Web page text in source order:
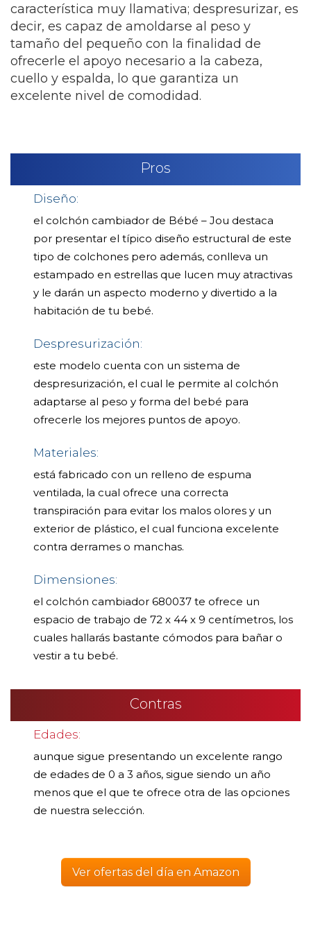
característica muy llamativa; despresurizar, es
decir, es capaz de amoldarse al peso y
tamaño del pequeño con la finalidad de
ofrecerle el apoyo necesario a la cabeza,
cuello y espalda, lo que garantiza un
excelente nivel de comodidad.
Pros
Diseño:
el colchón cambiador de Bébé – Jou destaca
por presentar el típico diseño estructural de este
tipo de colchones pero además, conlleva un
estampado en estrellas que lucen muy atractivas
y le darán un aspecto moderno y divertido a la
habitación de tu bebé.
Despresurización:
este modelo cuenta con un sistema de
despresurización, el cual le permite al colchón
adaptarse al peso y forma del bebé para
ofrecerle los mejores puntos de apoyo.
Materiales:
está fabricado con un relleno de espuma
ventilada, la cual ofrece una correcta
transpiración para evitar los malos olores y un
exterior de plástico, el cual funciona excelente
contra derrames o manchas.
Dimensiones:
el colchón cambiador 680037 te ofrece un
espacio de trabajo de 72 x 44 x 9 centímetros, los
cuales hallarás bastante cómodos para bañar o
vestir a tu bebé.
Contras
Edades:
aunque sigue presentando un excelente rango
de edades de 0 a 3 años, sigue siendo un año
menos que el que te ofrece otra de las opciones
de nuestra selección.
Ver ofertas del día en Amazon